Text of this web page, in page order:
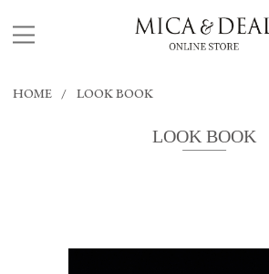
HOME LOOK BOOK
LOOK BOOK